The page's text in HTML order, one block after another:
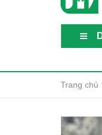
Trang chủ